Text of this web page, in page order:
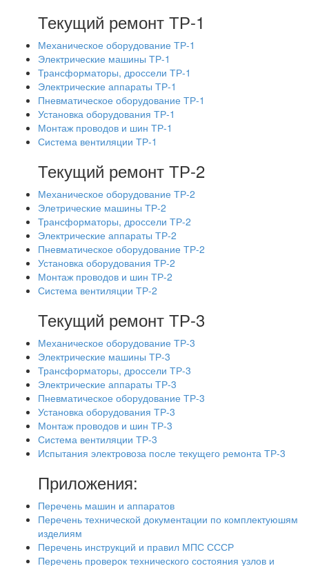
Текущий ремонт ТР-1
Механическое оборудование ТР-1
Электрические машины ТР-1
Трансформаторы, дроссели ТР-1
Электрические аппараты ТР-1
Пневматическое оборудование ТР-1
Установка оборудования ТР-1
Монтаж проводов и шин ТР-1
Система вентиляции ТР-1
Текущий ремонт ТР-2
Механическое оборудование ТР-2
Элетрические машины ТР-2
Трансформаторы, дроссели ТР-2
Электрические аппараты ТР-2
Пневматическое оборудование ТР-2
Установка оборудования ТР-2
Монтаж проводов и шин ТР-2
Система вентиляции ТР-2
Текущий ремонт ТР-3
Механическое оборудование ТР-3
Электрические машины ТР-3
Трансформаторы, дроссели ТР-3
Электрические аппараты ТР-3
Пневматическое оборудование ТР-3
Установка оборудования ТР-3
Монтаж проводов и шин ТР-3
Система вентиляции ТР-3
Испытания электровоза после текущего ремонта ТР-3
Приложения:
Перечень машин и аппаратов
Перечень технической документации по комплектуюшям
изделиям
Перечень инструкций и правил МПС СССР
Перечень проверок технического состояния узлов и